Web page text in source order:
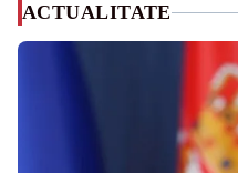
ACTUALITATE